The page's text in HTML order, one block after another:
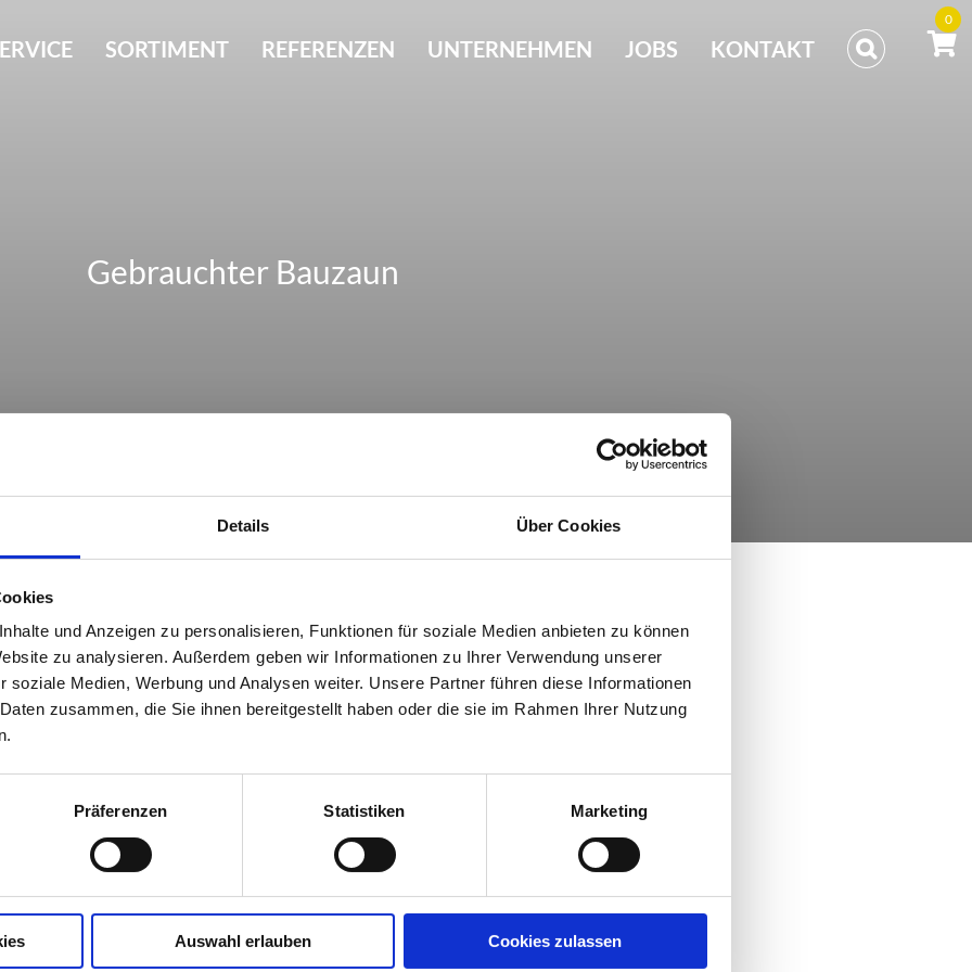
Details Über Cookies
und Anzeigen zu personalisieren, Funktionen für soziale Medien anbieten zu können
zu analysieren. Außerdem geben wir Informationen zu Ihrer Verwendung unserer
soziale Medien, Werbung und Analysen weiter. Unsere Partner führen diese Informationen
zusammen, die Sie ihnen bereitgestellt haben oder die sie im Rahmen Ihrer Nutzung
Präferenzen Statistiken Marketing
Auswahl erlauben Cookies zulassen
SORTIMENT REFERENZEN UNTERNEHMEN JOBS KONTAKT
Gebrauchter Bauzaun
0